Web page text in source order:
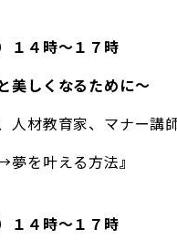
１４時～１７時
美しくなるために～
人材教育家、マナー講
夢を叶える方法』
１４時～１７時